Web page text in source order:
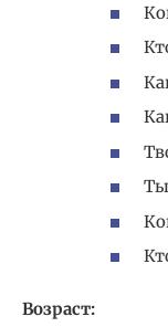
Возраст: